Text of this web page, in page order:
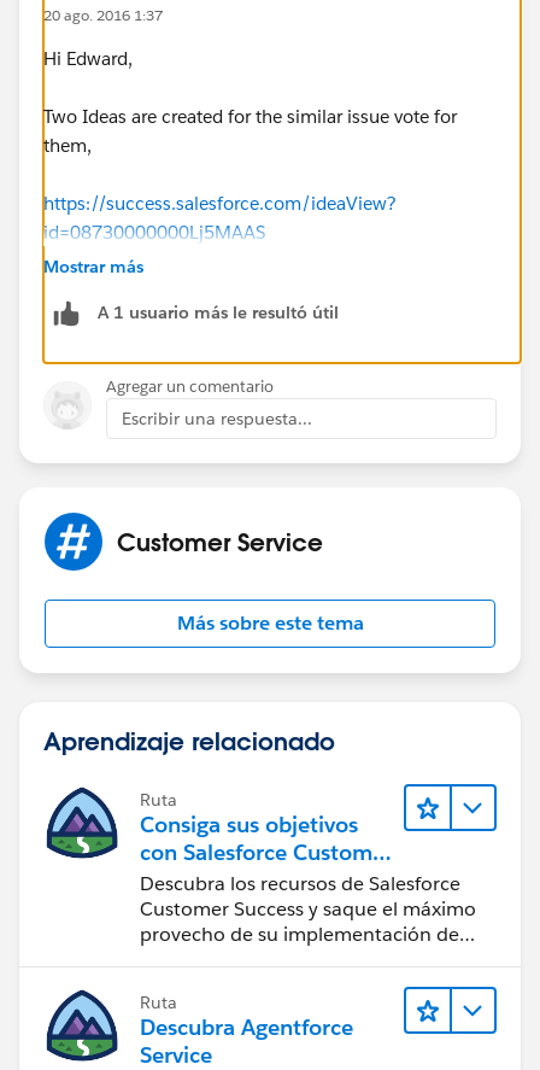
20 ago. 2016 1:37
Hi Edward,
Two Ideas are created for the similar issue vote for
them,
https://success.salesforce.com/ideaView?
id=08730000000Lj5MAAS
id=08730000000YKZTAA4
Ajay
Mostrar más
A 1 usuario más le resultó útil
Agregar un comentario
Escribir una respuesta...
Customer Service
Más sobre este tema
Aprendizaje relacionado
Ruta
Consiga sus objetivos
con Salesforce Customer
Success
Descubra los recursos de Salesforce
Customer Success y saque el máximo
provecho de su implementación de
Ruta
Descubra Agentforce
Service